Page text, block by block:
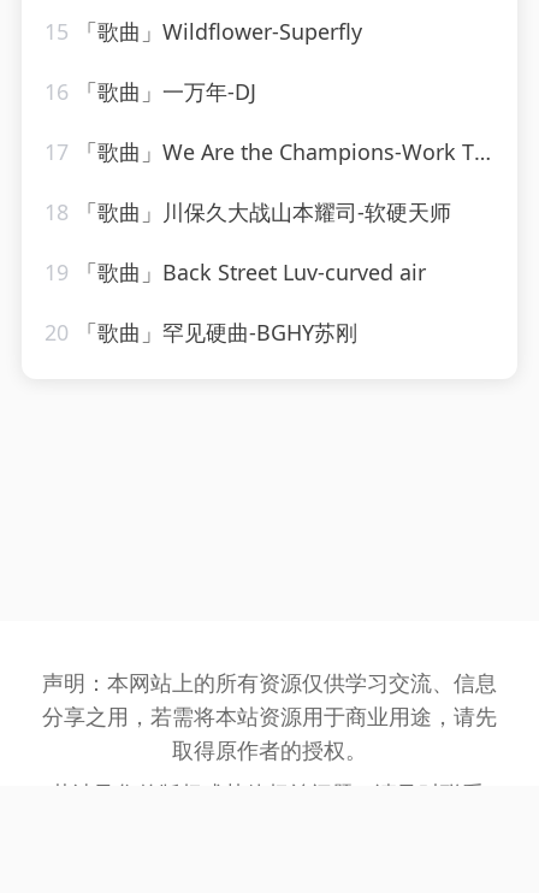
15 「歌曲」Wildflower-Superfly
16 「歌曲」一万年-DJ
17 「歌曲」We Are the Champions-Work This! Workout
18 「歌曲」川保久大战山本耀司-软硬天师
19 「歌曲」Back Street Luv-curved air
20 「歌曲」罕见硬曲-BGHY苏刚
声明：本网站上的所有资源仅供学习交流、信息
分享之用，若需将本站资源用于商业用途，请先
取得原作者的授权。
若涉及您的版权或其他权益问题，请及时联系: